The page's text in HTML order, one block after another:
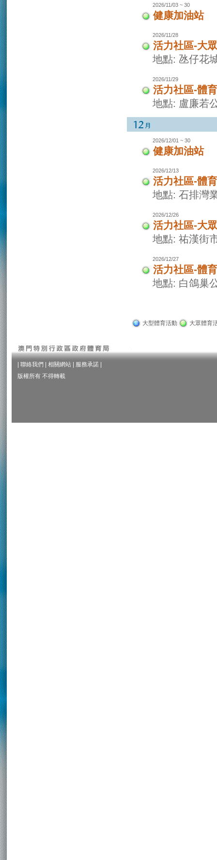
2026/11/03 ~ 30
健康加油站
2026/11/28
活力社區-大
地點: 氹仔花
2026/11/29
活力社區-體
地點: 盧廉若
2026/12/01 ~ 30
健康加油站
2026/12/13
活力社區-體
地點: 石排灣
2026/12/26
活力社區-大
地點: 祐漢街
2026/12/27
活力社區-體
地點: 白鴿巢
大型體育活動 大眾體育
聯絡我們 相關網站 服務承諾
版權所有 不得轉載